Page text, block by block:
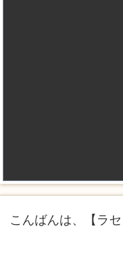
こんばんは、【ラ